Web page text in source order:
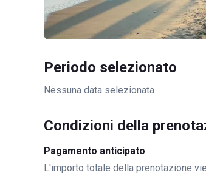
Periodo selezionato
Nessuna data selezionata
Condizioni della
Pagamento anticipato
L'importo totale della prenotazione